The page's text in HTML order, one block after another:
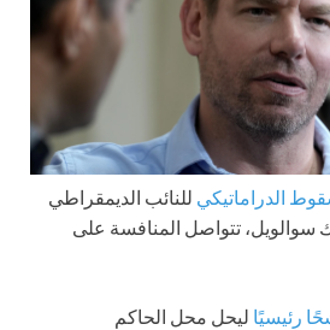
الدراماتيكي للنائب الديمقراطي
سوالويل، تتواصل المنافسة على
رئيسيًا ليحل محل الحاكم